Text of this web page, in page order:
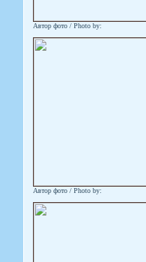
Автор фото / Photo by:
Автор фото / Photo by: